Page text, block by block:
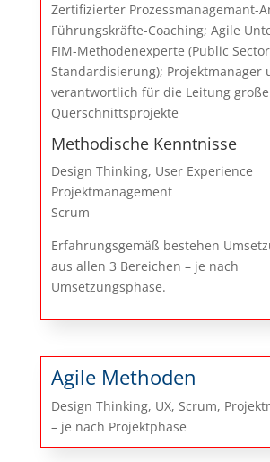
Zertifizierter Prozessmanagemant-
Führungskräfte-Coaching; Agile
FIM-Methodenexperte (Public
Standardisierung); Projektmanager
verantwortlich für die Leitung
Querschnittsprojekte
Methodische Kenntnisse
Design Thinking, User Experience
Projektmanagement
Scrum
Erfahrungsgemäß bestehen
aus allen 3 Bereichen – je nach
Umsetzungsphase.
Agile Methoden
Design Thinking, UX, Scrum,
– je nach Projektphase